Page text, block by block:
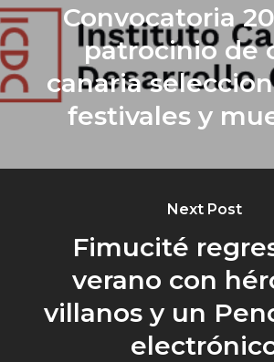
Convocatoria
patrocinio de
canaria
festivales y
Next Post
Fimucité
verano con
villanos y un